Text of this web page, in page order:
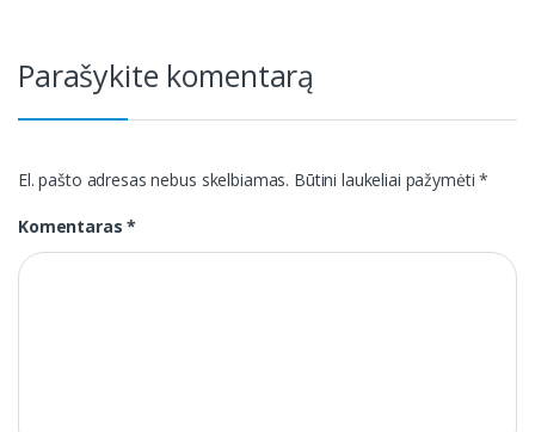
Parašykite komentarą
El. pašto adresas nebus skelbiamas. Būtini laukeliai pažymėti*
Komentaras*